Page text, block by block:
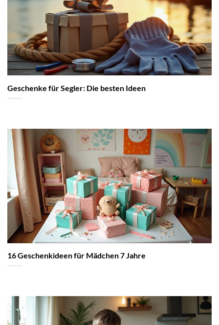
Geschenke für Segler: Die besten Ideen
16 Geschenkideen für Mädchen 7 Jahre